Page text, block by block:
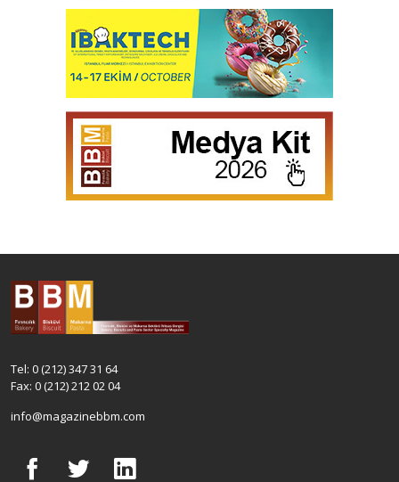
Tel: 0 (212) 347 31 64
Fax: 0 (212) 212 02 04
info@magazinebbm.com